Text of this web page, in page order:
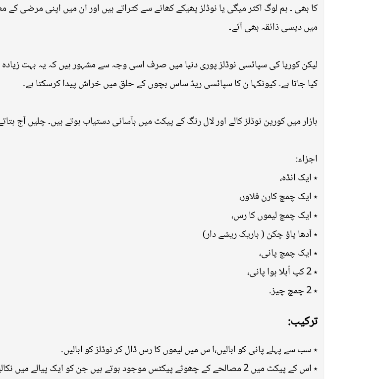
کا بھی ۔ ہم لوگ اکثر میگی یا نوڈلز پھیکے کھانے سے کتراتے ہیں اور ان میں اپنی مرضی کے
میں دیسی ذائقہ بھی آئے۔
لیکن کوریا کی سپائسی نوڈلز پوری دنیا میں صرف اسی وجہ سے مشہور ہیں کہ یہ بہت
کیا جاتا ہے۔ کیونکہا ن کا سپائسی ریڈ ساس بچوں کے حلق میں خراش پیدا کرسکتا ہے۔
بازار میں کورین نوڈلز کالے اور لال رنگ کے پیکٹ میں بآسانی دستیاب ہوتے ہیں۔ چلیں آج
اجزاء:
٭ ایک انڈہ،
٭ ایک چمچ کارن فلاور،
٭ ایک چمچ لیموں کا رس،
٭ آدھا پاؤ چکن ( باریک ریشے دار)
٭ ایک چمچ پانی،
٭ 2 کپ اُبلا ہوا پانی،
٭ 2 چمچ چیز۔
ترکیب:
٭ سب سے پہلے پانی کو ابالیں،ا س میں لیموں کا رس ڈال کر نوڈلز کو ابالیں۔
٭ اس کے پیکٹ میں 2 مصالحے کے چھوٹے پیکٹس موجود ہوتے ہیں جن کو ایک پیالے